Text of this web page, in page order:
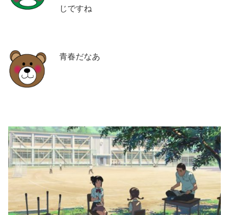
じですね
青春だなあ